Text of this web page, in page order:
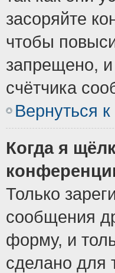
засоряйте
чтобы
запрещено,
счётчика
Вернуться
Когда я
Только
сообщения
форму, и
сделано для